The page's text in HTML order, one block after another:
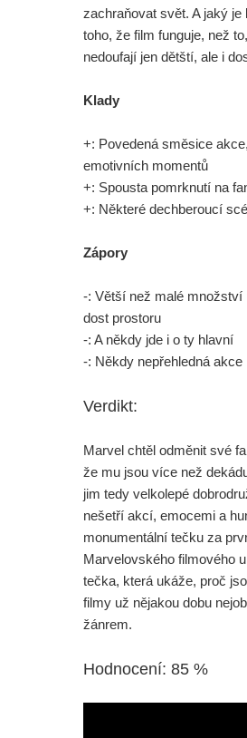
zachraňovat svět. A jaký je
toho, že film funguje, než
nedoufají jen dětští, ale i
Klady
+: Povedená směsice
emotivních momentů
+: Spousta pomrknutí na
+: Některé dechberoucí
Zápory
-: Větší než malé množství
dost prostoru
-: A někdy jde i o ty hlavní
-: Někdy nepřehledná akce
Verdikt:
Marvel chtěl odměnit své
že mu jsou více než
jim tedy velkolepé
nešetří akcí, emocemi a
monumentální tečku za
Marvelovského filmového
tečka, která ukáže, proč
filmy už nějakou dobu
žánrem.
Hodnocení: 85 %